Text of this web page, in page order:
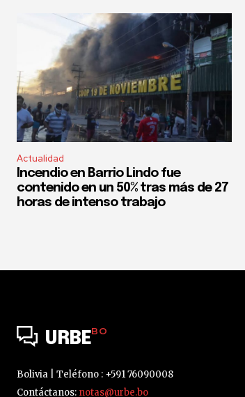
Actualidad
Incendio en Barrio Lindo fue
contenido en un 50% tras más de 27
horas de intenso trabajo
URBEBO
Bolivia | Teléfono : +591 76090008
Contáctanos: notas@urbe.bo